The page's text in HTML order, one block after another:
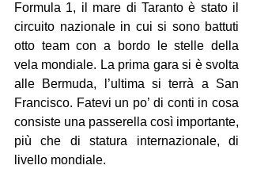
Formula 1, il mare di Taranto è stato il
circuito nazionale in cui si sono battuti
otto team con a bordo le stelle della
vela mondiale. La prima gara si è svolta
alle Bermuda, l’ultima si terrà a San
Francisco. Fatevi un po’ di conti in cosa
consiste una passerella così importante,
più che di statura internazionale, di
livello mondiale.